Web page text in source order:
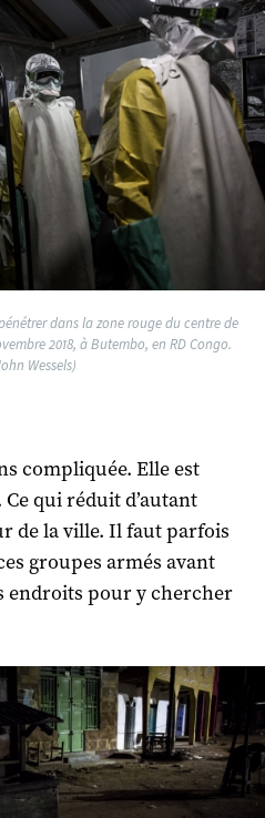
dans la zone rouge du centre de
2018, à Butembo, en RD Congo.
Wessels)
compliquée. Elle est
qui réduit d’autant
de la ville. Il faut parfois
groupes armés avant
endroits pour y chercher